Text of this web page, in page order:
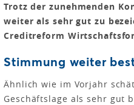
Trotz der zunehmenden
weiter als sehr gut zu
Creditreform
Stimmung weiter
Ähnlich wie im Vorjahr
Geschäftslage als sehr gut